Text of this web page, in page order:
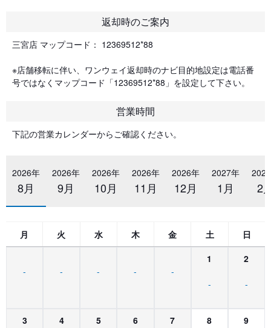
返却時のご案内
三宮店 マップコード： 12369512*88
※店舗移転に伴い、ワンウェイ返却時のナビ目的地設定は電話番
号ではなくマップコード「12369512*88」を設定して下さい。
営業時間
下記の営業カレンダーからご確認ください。
2026年
8月
2026年
9月
2026年
10月
2026年
11月
2026年
12月
2027年
1月 2
月 火 水 木 金 土 日
- - - - -
1
-
2
-
3 4 5 6 7
8
9